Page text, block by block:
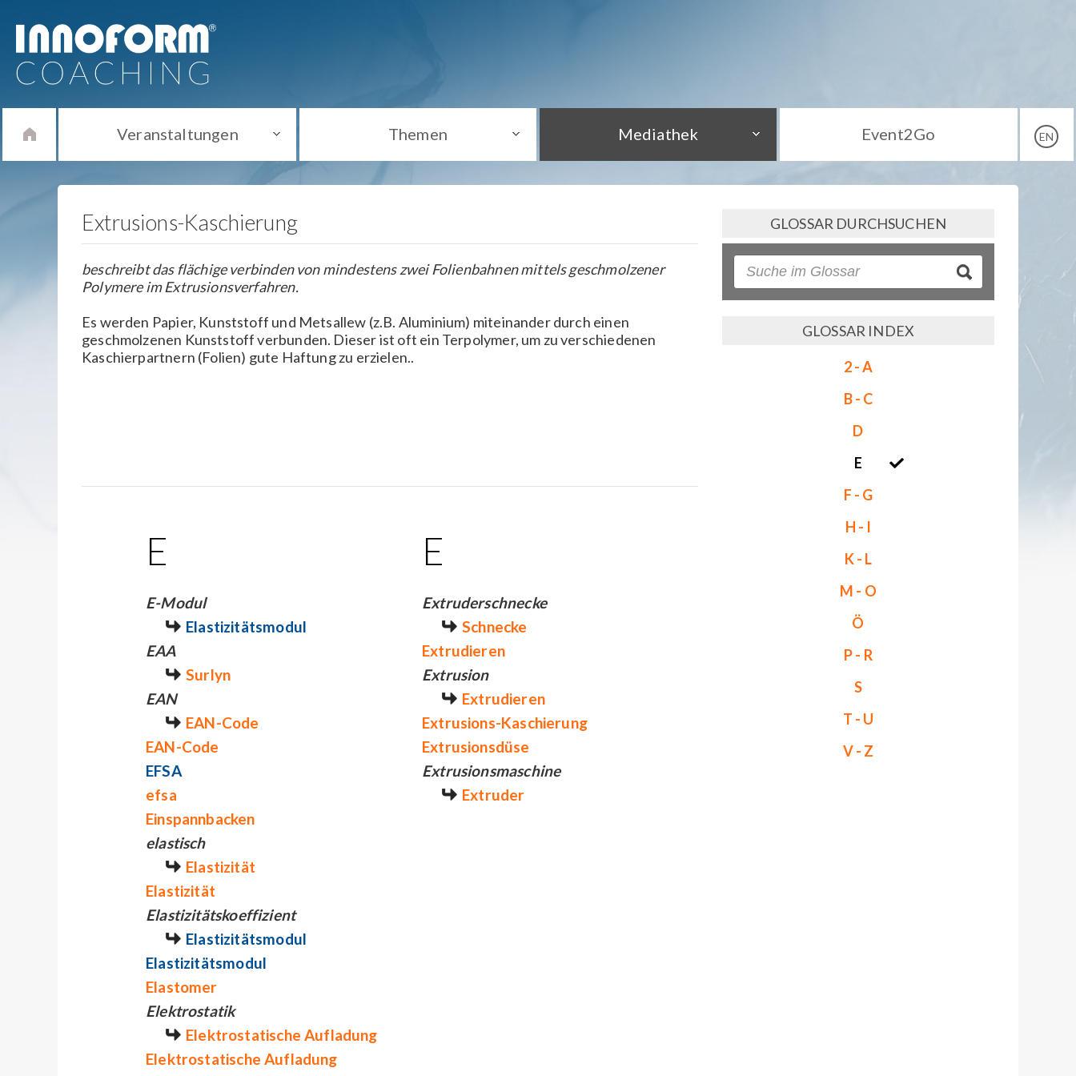
Veranstaltungen Themen Mediathek Event2Go EN
Extrusions-Kaschierung
beschreibt das flächige verbinden von mindestens zwei Folienbahnen mittels geschmolzener
Polymere im Extrusionsverfahren.
Es werden Papier, Kunststoff und Metsallew (z.B. Aluminium) miteinander durch einen
geschmolzenen Kunststoff verbunden. Dieser ist oft ein Terpolymer, um zu verschiedenen
Kaschierpartnern (Folien) gute Haftung zu erzielen..
E
E-Modul
Elastizitätsmodul
EAA
Surlyn
EAN
EAN-Code
EAN-Code
EFSA
efsa
Einspannbacken
elastisch
Elastizität
Elastizität
Elastizitätskoeffizient
Elastizitätsmodul
Elastizitätsmodul
Elastomer
Elektrostatik
Elektrostatische Aufladung
Elektrostatische Aufladung
E
Extruderschnecke
Schnecke
Extrudieren
Extrusion
Extrudieren
Extrusions-Kaschierung
Extrusionsdüse
Extrusionsmaschine
Extruder
GLOSSAR DURCHSUCHEN
GLOSSAR INDEX
2 - A
B - C
D
E
F - G
H - I
K - L
M - O
Ö
P - R
S
T - U
V - Z